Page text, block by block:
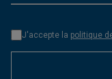
J'accepte la politique